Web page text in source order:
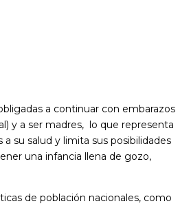
a continuar con embarazos
y a ser madres, lo que representa
su salud y limita sus posibilidades
una infancia llena de gozo,
de población nacionales, como